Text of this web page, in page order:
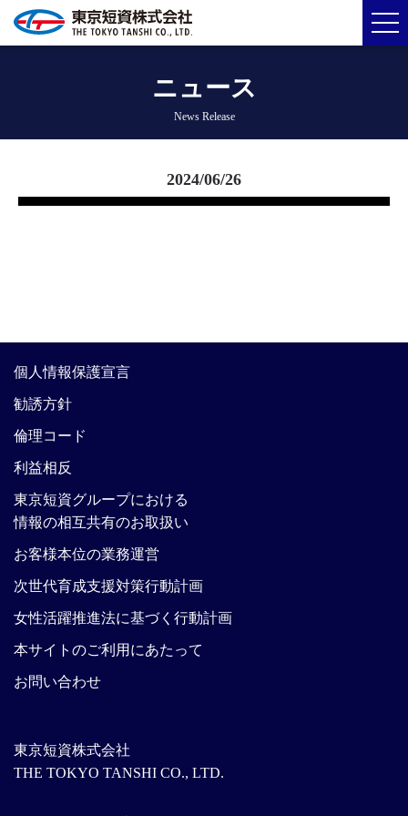
ニュース
News Release
2024/06/26
東京短資株式会社
THE TOKYO TANSHI CO., LTD.
個人情報保護宣言
勧誘方針
倫理コード
利益相反
東京短資グループにおける
情報の相互共有のお取扱い
お客様本位の業務運営
次世代育成支援対策行動計画
女性活躍推進法に基づく行動計画
本サイトのご利用にあたって
お問い合わせ